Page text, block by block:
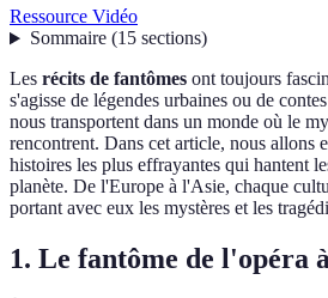
Ressource Vidéo
Sommaire(15 sections)
Les récits de fantômes ont toujours
s'agisse de légendes urbaines ou de
nous transportent dans un monde où le
rencontrent. Dans cet article, nous allons
histoires les plus effrayantes qui hantent
planète. De l'Europe à l'Asie, chaque
portant avec eux les mystères et les
1. Le fantôme de l'opéra